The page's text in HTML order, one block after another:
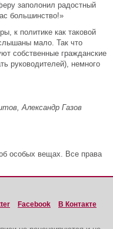
заполонил радостный
большинство!»
к политике как таковой
мало. Так что
собственные гражданские
руководителей), немного
Александр Газов
особых вещах. Все права
Facebook
В Контакте